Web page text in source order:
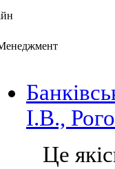
І.В.,
Це